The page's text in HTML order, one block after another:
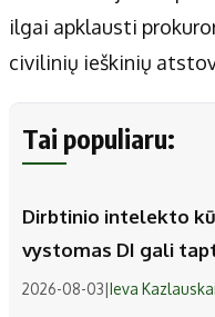
ilgai apklausti
civilinių ieškinių
Tai populiaru:
Dirbtinio intelekto
vystomas DI gali
2026-08-03|Ieva